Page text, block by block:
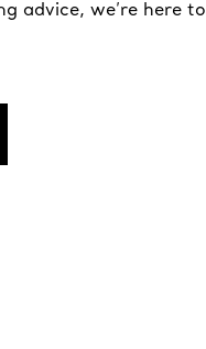
advice, we’re here to